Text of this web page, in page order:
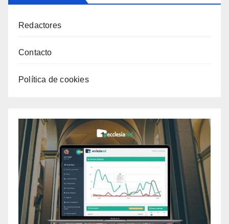
Redactores
Contacto
Política de cookies